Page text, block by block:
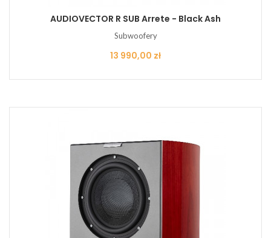
AUDIOVECTOR R SUB Arrete - Black Ash
Subwoofery
Cena
13 990,00 zł